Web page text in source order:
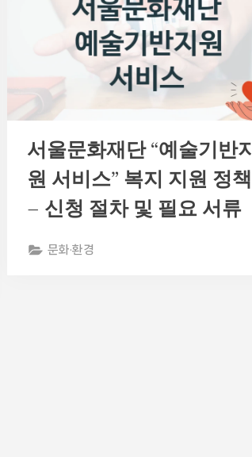
서울문화재단 “예술기반지
원 서비스” 복지 지원 정책
– 신청 절차 및 필요 서류
문화·환경